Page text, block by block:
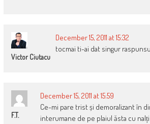
Victor Ciutacu
December 15, 2011 at 15:32
tocmai ti-ai dat singur
F.T.
December 15, 2011 at 15:59
Ce-mi pare trist și demoralizant în
interumane de pe plaiul ăsta cu